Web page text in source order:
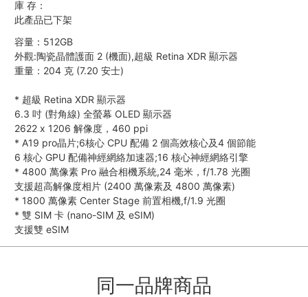
庫 存：
此產品已下架
容量：512GB
外觀:陶瓷晶體護面 2 (機面),超級 Retina XDR 顯示器
重量：204 克 (7.20 安士)
* 超級 Retina XDR 顯示器
6.3 吋 (對角線) 全螢幕 OLED 顯示器
2622 x 1206 解像度，460 ppi
* A19 pro晶片;6核心 CPU 配備 2 個高效核心及4 個節能
6 核心 GPU 配備神經網絡加速器;16 核心神經網絡引擎
* 4800 萬像素 Pro 融合相機系統,24 毫米，f/1.78 光圈
支援超高解像度相片 (2400 萬像素及 4800 萬像素)
* 1800 萬像素 Center Stage 前置相機,f/1.9 光圈
* 雙 SIM 卡 (nano-SIM 及 eSIM)
支援雙 eSIM
同一品牌商品